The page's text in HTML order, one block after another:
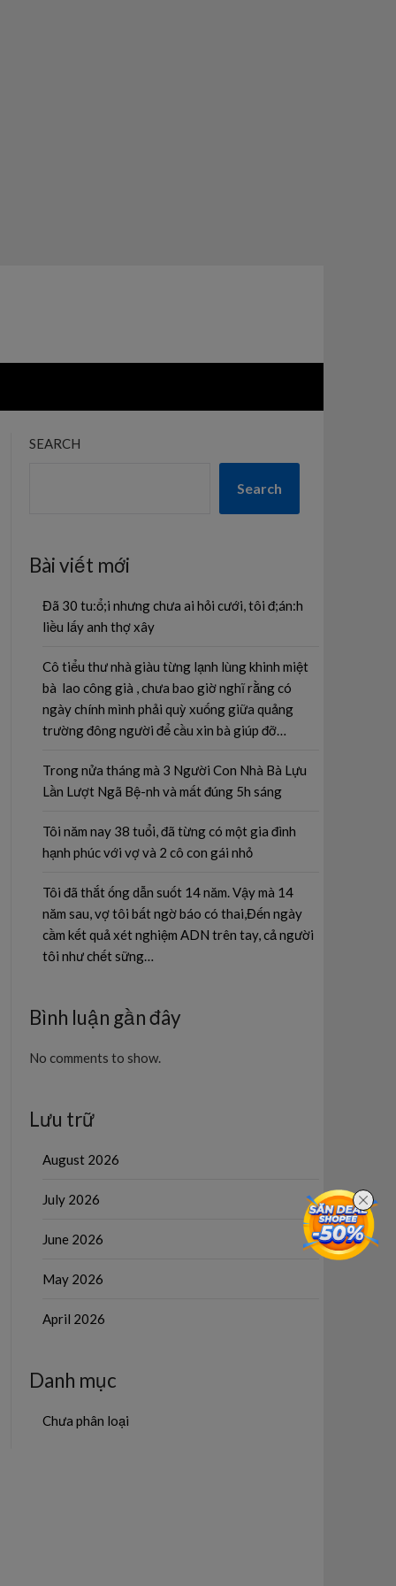
SEARCH
Search
Bài viết mới
Đã 30 tu:ổ;i nhưng chưa ai hỏi cưới, tôi đ;án:h
liều lấy anh thợ xây
Cô tiểu thư nhà giàu từng lạnh lùng khinh miệt
bà lao công già , chưa bao giờ nghĩ rằng có
ngày chính mình phải quỳ xuống giữa quảng
trường đông người để cầu xin bà giúp đỡ…
Trong nửa tháng mà 3 Người Con Nhà Bà Lựu
Lần Lượt Ngã Bệ-nh và mất đúng 5h sáng
Tôi năm nay 38 tuổi, đã từng có một gia đình
hạnh phúc với vợ và 2 cô con gái nhỏ
Tôi đã thắt ống dẫn suốt 14 năm. Vậy mà 14
năm sau, vợ tôi bất ngờ báo có thai,Đến ngày
cầm kết quả xét nghiệm ADN trên tay, cả người
tôi như chết sững…
Bình luận gần đây
No comments to show.
Lưu trữ
August 2026
July 2026
June 2026
May 2026
April 2026
Danh mục
Chưa phân loại